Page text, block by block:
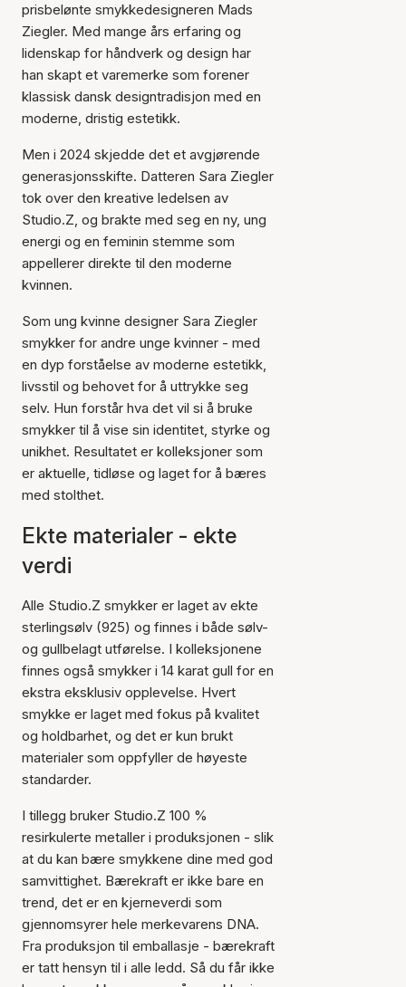
prisbelønte smykkedesigneren Mads
Ziegler. Med mange års erfaring og
lidenskap for håndverk og design har
han skapt et varemerke som forener
klassisk dansk designtradisjon med en
moderne, dristig estetikk.
Men i 2024 skjedde det et avgjørende
generasjonsskifte. Datteren Sara Ziegler
tok over den kreative ledelsen av
Studio.Z, og brakte med seg en ny, ung
energi og en feminin stemme som
appellerer direkte til den moderne
kvinnen.
Som ung kvinne designer Sara Ziegler
smykker for andre unge kvinner - med
en dyp forståelse av moderne estetikk,
livsstil og behovet for å uttrykke seg
selv. Hun forstår hva det vil si å bruke
smykker til å vise sin identitet, styrke og
unikhet. Resultatet er kolleksjoner som
er aktuelle, tidløse og laget for å bæres
med stolthet.
Ekte materialer - ekte
verdi
Alle Studio.Z smykker er laget av ekte
sterlingsølv (925) og finnes i både sølv-
og gullbelagt utførelse. I kolleksjonene
finnes også smykker i 14 karat gull for en
ekstra eksklusiv opplevelse. Hvert
smykke er laget med fokus på kvalitet
og holdbarhet, og det er kun brukt
materialer som oppfyller de høyeste
standarder.
I tillegg bruker Studio.Z 100 %
resirkulerte metaller i produksjonen - slik
at du kan bære smykkene dine med god
samvittighet. Bærekraft er ikke bare en
trend, det er en kjerneverdi som
gjennomsyrer hele merkevarens DNA.
Fra produksjon til emballasje - bærekraft
er tatt hensyn til i alle ledd. Så du får ikke